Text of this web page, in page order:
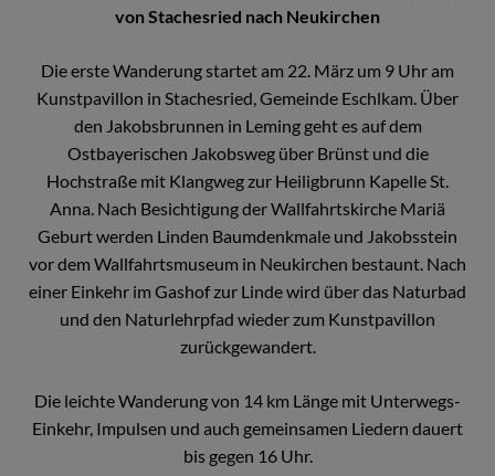
von Stachesried nach Neukirchen
Die erste Wanderung startet am 22. März um 9 Uhr am
Kunstpavillon in Stachesried, Gemeinde Eschlkam. Über
den Jakobsbrunnen in Leming geht es auf dem
Ostbayerischen Jakobsweg über Brünst und die
Hochstraße mit Klangweg zur Heiligbrunn Kapelle St.
Anna. Nach Besichtigung der Wallfahrtskirche Mariä
Geburt werden Linden Baumdenkmale und Jakobsstein
vor dem Wallfahrtsmuseum in Neukirchen bestaunt. Nach
einer Einkehr im Gashof zur Linde wird über das Naturbad
und den Naturlehrpfad wieder zum Kunstpavillon
zurückgewandert.
Die leichte Wanderung von 14 km Länge mit Unterwegs-
Einkehr, Impulsen und auch gemeinsamen Liedern dauert
bis gegen 16 Uhr.